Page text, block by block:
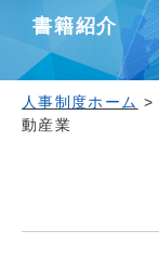
書籍紹介
人事制度ホーム >
動産業